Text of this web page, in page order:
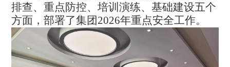
排查、重点防控、培训演练、基础建设五个
方面，部署了集团2026年重点安全工作。